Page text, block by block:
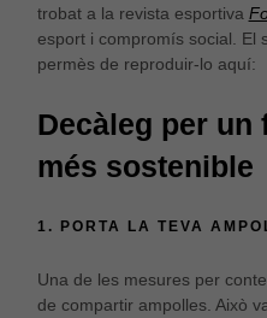
trobat a la revista esportiva
esport i compromís social. El
permès de reproduir-lo aquí:
Decàleg per un
més sostenible
1. PORTA LA TEVA
Una de les mesures per
de compartir ampolles. Això